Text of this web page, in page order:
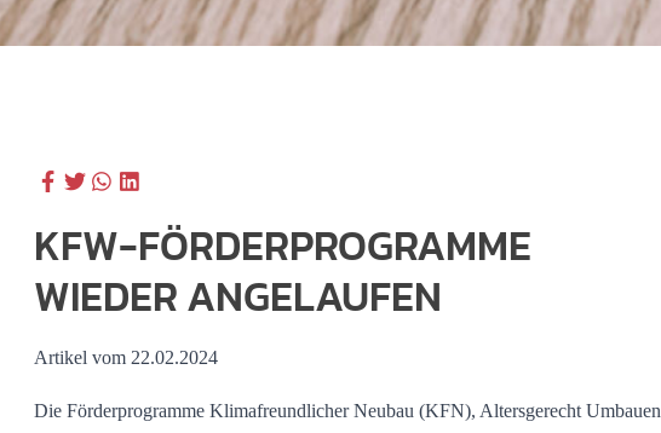
KFW-FÖRDERPROGRAMME
WIEDER ANGELAUFEN
Artikel vom 22.02.2024
Die Förderprogramme Klimafreundlicher Neubau (KFN), Altersgerecht Umbauen